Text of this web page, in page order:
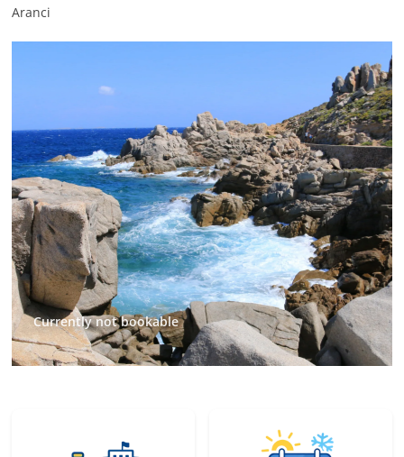
Aranci
Currently not bookable